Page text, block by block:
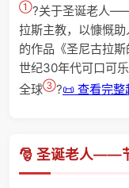
①?关于圣诞老人
拉斯主教，以慷慨
的作品《圣尼古拉
世纪30年代可口可
全球③?📜 查看完
🎅 圣诞老人——